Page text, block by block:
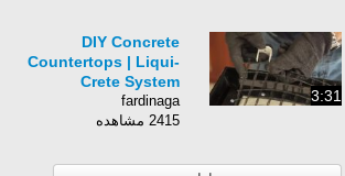
3:31
DIY Concrete
Countertops | Liqui-
Crete System
fardinaga
2415 مشاهده